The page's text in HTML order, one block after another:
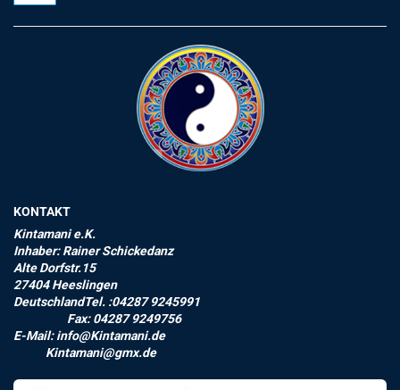
KONTAKT
Kintamani e.K.
Inhaber: Rainer Schickedanz
Alte Dorfstr.15
27404 Heeslingen
DeutschlandTel. :04287 9245991
Fax: 04287 9249756
E-Mail: info@Kintamani.de
Kintamani@gmx.de